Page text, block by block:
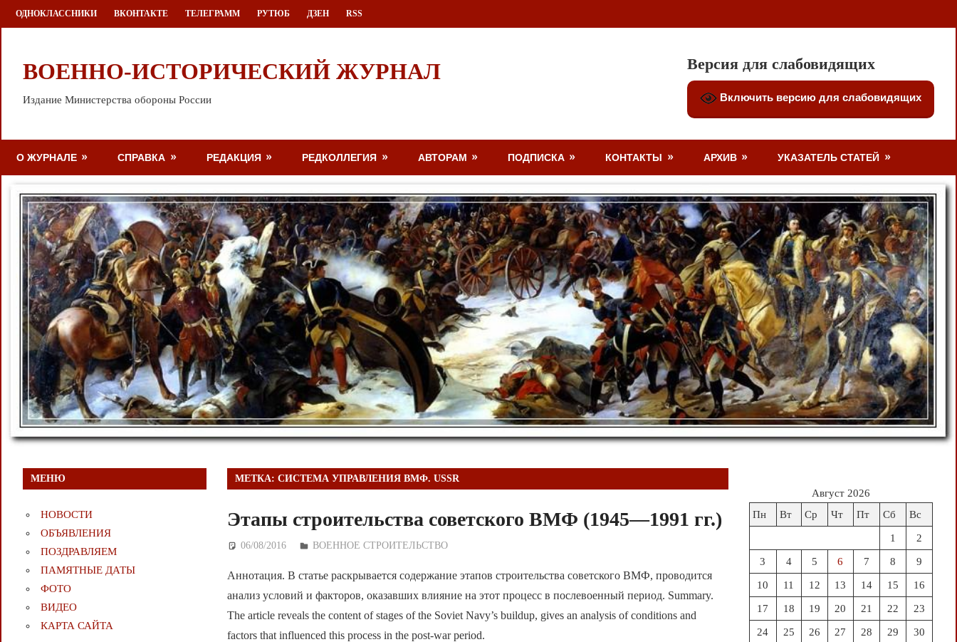
Перейти
к
ОДНОКЛАССНИКИ ВКОНТАКТЕ ТЕЛЕГРАММ РУТЮБ ДЗЕН RSS
ВОЕННО-ИСТОРИЧЕСКИЙ ЖУРНАЛ
Издание Министерства обороны России
Версия для слабовидящих
Включить версию для слабовидящих
О ЖУРНАЛЕ СПРАВКА РЕДАКЦИЯ РЕДКОЛЛЕГИЯ АВТОРАМ ПОДПИСКА КОНТАКТЫ АРХИВ УКАЗАТЕЛЬ СТАТЕЙ
МЕТКА:СИСТЕМА УПРАВЛЕНИЯ ВМФ. USSR
Этапы строительства советского ВМФ (1945—1991 гг.)
06/08/2016 Дежурный по Редакции
ВОЕННОЕ СТРОИТЕЛЬСТВО
Аннотация. В статье раскрывается содержание этапов строительства советского ВМФ, проводится
анализ условий и факторов, оказавших влияние на этот процесс в послевоенный период. Summary.
The article reveals the content of stages of the Soviet Navy’s buildup, gives an analysis of conditions and
factors that influenced this process in the post-war period.
МЕНЮ
НОВОСТИ
ОБЪЯВЛЕНИЯ
ПОЗДРАВЛЯЕМ
ПАМЯТНЫЕ ДАТЫ
ФОТО
ВИДЕО
КАРТА САЙТА
Август 2026
Пн
Вт Ср Чт Пт Сб Вс
1 2
3 4 5 6 7 8 9
10 11 12 13 14 15 16
17 18 19 20 21 22 23
24 25 26 27 28 29 30